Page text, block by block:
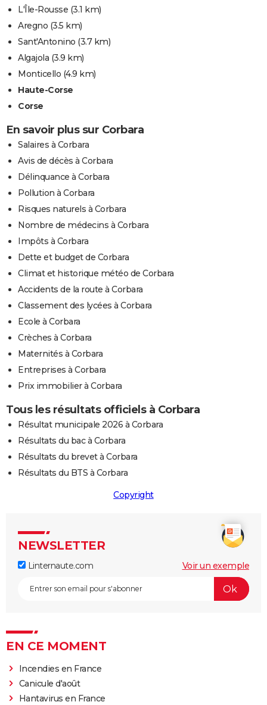
L'Île-Rousse (3.1 km)
Aregno (3.5 km)
Sant'Antonino (3.7 km)
Algajola (3.9 km)
Monticello (4.9 km)
Haute-Corse
Corse
En savoir plus sur Corbara
Salaires à Corbara
Avis de décès à Corbara
Délinquance à Corbara
Pollution à Corbara
Risques naturels à Corbara
Nombre de médecins à Corbara
Impôts à Corbara
Dette et budget de Corbara
Climat et historique météo de Corbara
Accidents de la route à Corbara
Classement des lycées à Corbara
Ecole à Corbara
Crèches à Corbara
Maternités à Corbara
Entreprises à Corbara
Prix immobilier à Corbara
Tous les résultats officiels à Corbara
Résultat municipale 2026 à Corbara
Résultats du bac à Corbara
Résultats du brevet à Corbara
Résultats du BTS à Corbara
Copyright
NEWSLETTER
Linternaute.com Voir un exemple
EN CE MOMENT
Incendies en France
Canicule d'août
Hantavirus en France